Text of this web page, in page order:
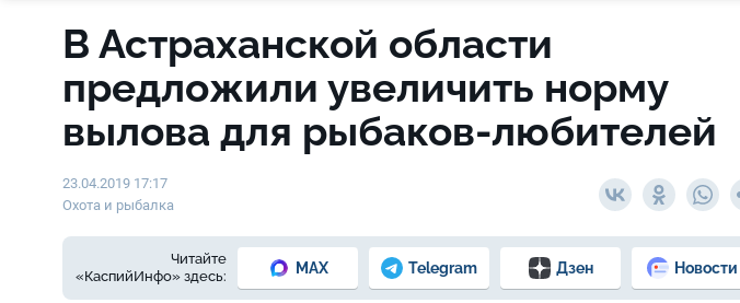
В Астраханской области
предложили увеличить норму
вылова для рыбаков-любителей
23.04.2019 17:17
Охота и рыбалка
Читайте
«КаспийИнфо» здесь:
MAX Telegram Дзен Новости